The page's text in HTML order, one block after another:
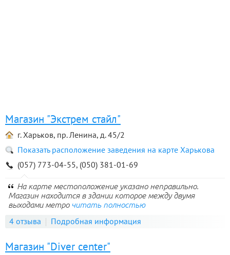
Магазин "Экстрем стайл"
г. Харьков, пр. Ленина, д. 45/2
Показать расположение заведения на карте Харькова
(057) 773-04-55, (050) 381-01-69
На карте местоположение указано неправильно.
Магазин находится в здании которое между двумя
выходами метро читать полностью
4 отзыва Подробная информация
Магазин "Diver center"